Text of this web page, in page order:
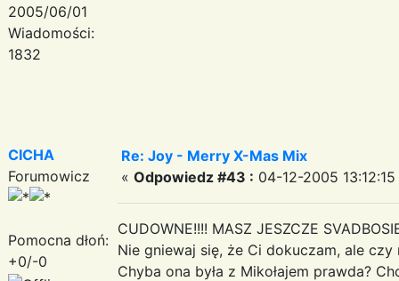
2005/06/01
Wiadomości:
1832
CICHA
Forumowicz
Pomocna dłoń:
+0/-0
Re: Joy - Merry X-Mas Mix
« Odpowiedz #43 : 04-12-2005 13:12:15
CUDOWNE!!!! MASZ JESZCZE
Nie gniewaj się, że Ci dokuczam, ale
Chyba ona była z Mikołajem prawda?